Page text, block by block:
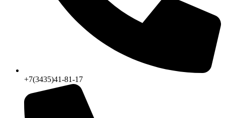
+7(3435)41-81-17